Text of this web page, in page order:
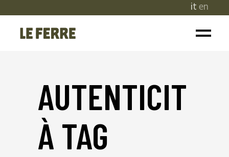
iten
AUTENTICIT
À TAG